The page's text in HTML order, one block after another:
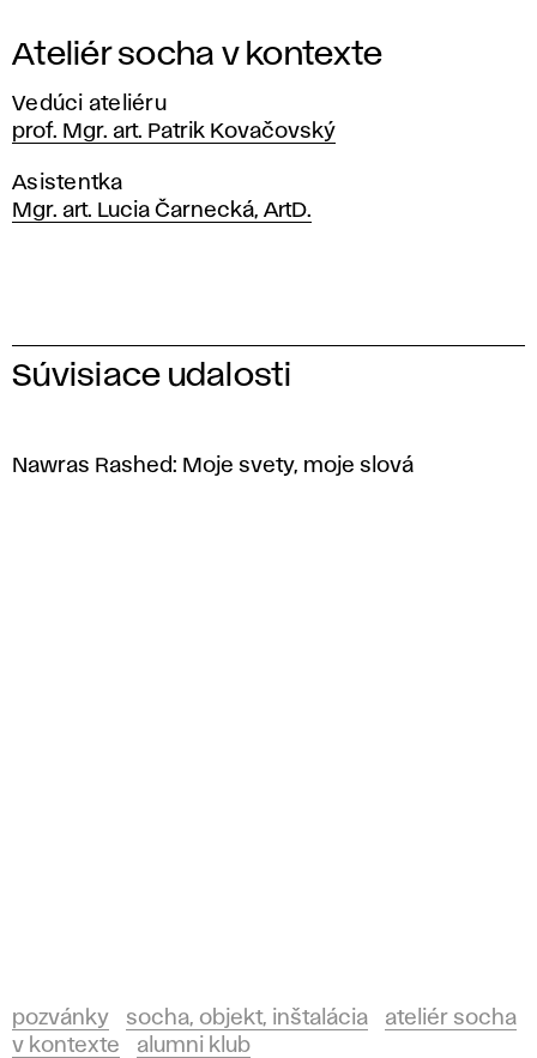
Ateliér socha v kontexte
Vedúci ateliéru
prof. Mgr. art. Patrik Kovačovský
Asistentka
Mgr. art. Lucia Čarnecká, ArtD.
Súvisiace udalosti
Nawras Rashed: Moje svety, moje slová
pozvánky socha, objekt, inštalácia
ateliér socha
v kontexte
alumni klub